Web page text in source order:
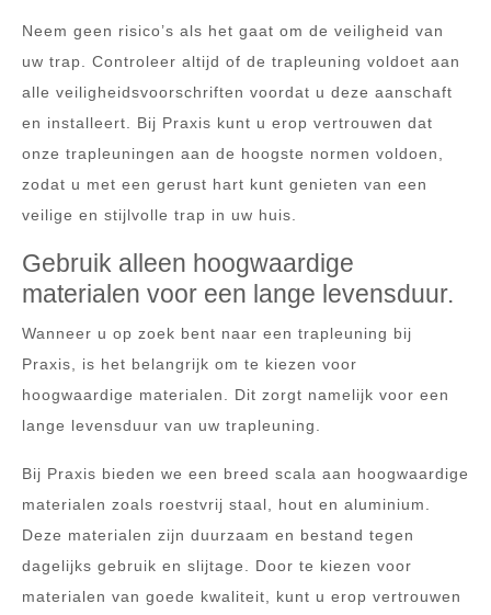
Neem geen risico’s als het gaat om de veiligheid van
uw trap. Controleer altijd of de trapleuning voldoet aan
alle veiligheidsvoorschriften voordat u deze aanschaft
en installeert. Bij Praxis kunt u erop vertrouwen dat
onze trapleuningen aan de hoogste normen voldoen,
zodat u met een gerust hart kunt genieten van een
veilige en stijlvolle trap in uw huis.
Gebruik alleen hoogwaardige
materialen voor een lange levensduur.
Wanneer u op zoek bent naar een trapleuning bij
Praxis, is het belangrijk om te kiezen voor
hoogwaardige materialen. Dit zorgt namelijk voor een
lange levensduur van uw trapleuning.
Bij Praxis bieden we een breed scala aan hoogwaardige
materialen zoals roestvrij staal, hout en aluminium.
Deze materialen zijn duurzaam en bestand tegen
dagelijks gebruik en slijtage. Door te kiezen voor
materialen van goede kwaliteit, kunt u erop vertrouwen